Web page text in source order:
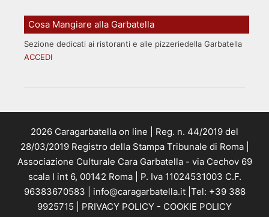
Cosa Mangiare alla Garbatella
Sezione dedicati ai ristoranti e alle pizzeriedella Garbatella
ACCEDI
2026 Caragarbatella on line | Reg. n. 44/2019 del
28/03/2019 Registro della Stampa Tribunale di Roma |
Associazione Culturale Cara Garbatella - via Cechov 69
scala I int 6, 00142 Roma | P. Iva 11024531003 C.F.
96383670583 | info@caragarbatella.it |Tel: +39 388
9925715 |
PRIVACY POLICY - COOKIE POLICY